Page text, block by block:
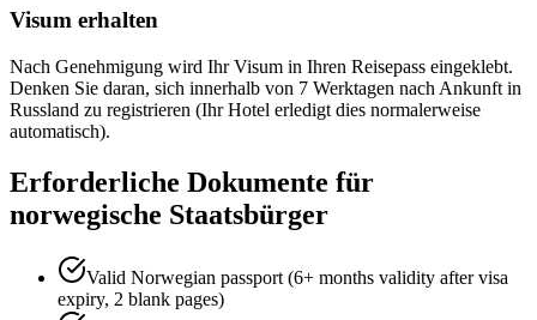
Visum erhalten
Nach Genehmigung wird Ihr Visum in Ihren Reisepass eingeklebt.
Denken Sie daran, sich innerhalb von 7 Werktagen nach Ankunft in
Russland zu registrieren (Ihr Hotel erledigt dies normalerweise
automatisch).
Erforderliche Dokumente für
norwegische Staatsbürger
Valid Norwegian passport (6+ months validity after visa
expiry, 2 blank pages)